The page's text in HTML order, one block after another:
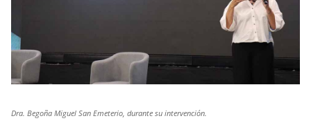
Dra. Begoña Miguel San Emeterio, durante su intervención.